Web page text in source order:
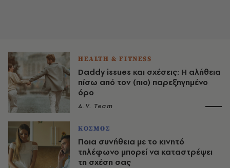
HEALTH & FITNESS
Daddy issues και σχέσεις: Η αλήθεια
πίσω από τον (πιο) παρεξηγημένο
όρο
A.V. Team
ΚΟΣΜΟΣ
Ποια συνήθεια με το κινητό
τηλέφωνο μπορεί να καταστρέψει
τη σχέση σας